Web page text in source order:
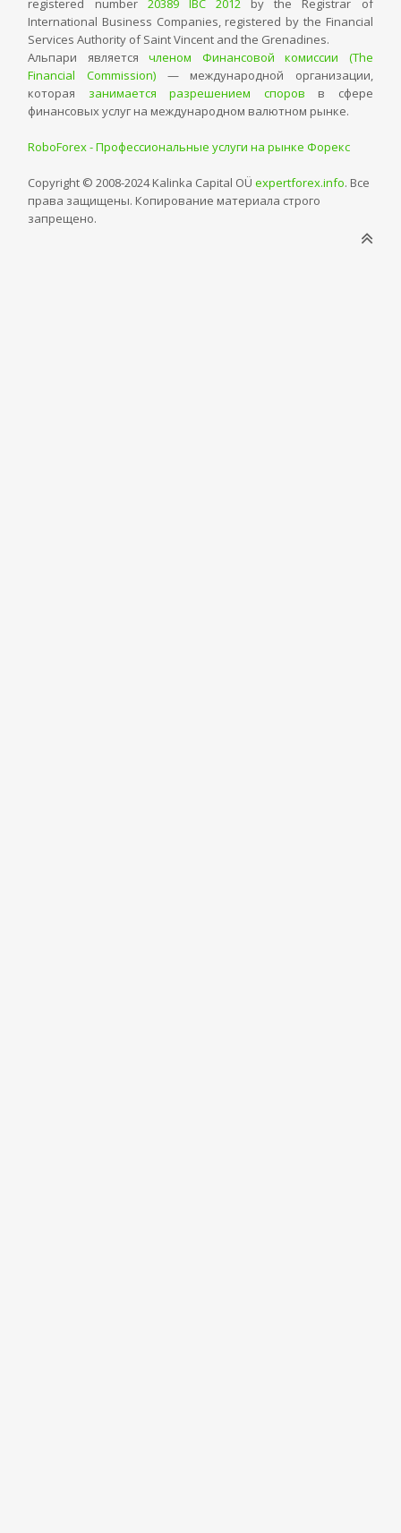
registered number 20389 IBC 2012 by the Registrar of
International Business Companies, registered by the Financial
Services Authority of Saint Vincent and the Grenadines.
Альпари являетсячленом Финансовой комиссии (The
Financial Commission)— международной организации,
которая занимается разрешением споров в сфере
финансовых услуг на международном валютном рынке.
RoboForex - Профессиональные услуги на рынке Форекс
Copyright © 2008-2024 Kalinka Capital OÜexpertforex.info. Все
права защищены. Копирование материала строго
запрещено.